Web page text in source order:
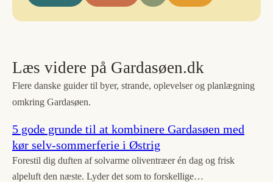
Læs videre på Gardasøen.dk
Flere danske guider til byer, strande, oplevelser og planlægning
omkring Gardasøen.
5 gode grunde til at kombinere Gardasøen med
kør selv-sommerferie i Østrig
Forestil dig duften af solvarme oliventræer én dag og frisk
alpeluft den næste. Lyder det som to forskellige…